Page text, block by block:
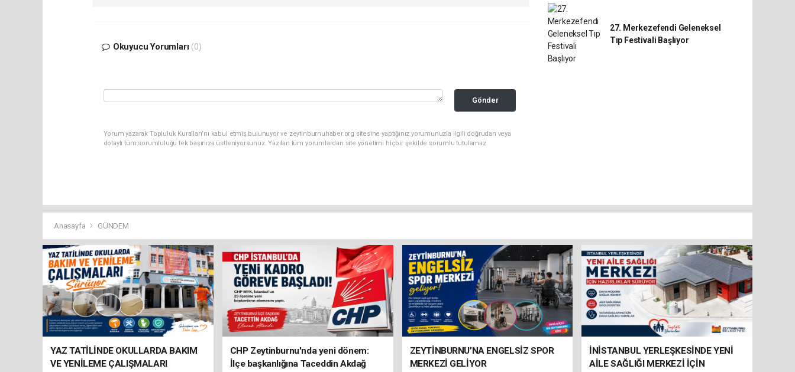
Okuyucu Yorumları (0)
Gönder
Yorum yazarak Topluluk Kuralları’nı kabul etmiş bulunuyor ve zeytinburnuhaber.org sitesine yaptığınız yorumunuzla ilgili doğrudan veya
dolaylı tüm sorumluluğu tek başınıza üstleniyorsunuz. Yazılan tüm yorumlardan site yönetimi hiçbir şekilde sorumlu tutulamaz.
27. Merkezefendi Geleneksel
Tıp Festivali Başlıyor
Anasayfa GÜNDEM
YAZ TATİLİNDE OKULLARDA BAKIM
VE YENİLEME ÇALIŞMALARI
CHP Zeytinburnu'nda yeni dönem:
İlçe başkanlığına Taceddin Akdağ
ZEYTİNBURNU’NA ENGELSİZ SPOR
MERKEZİ GELİYOR
İNİSTANBUL YERLEŞKESİNDE YENİ
AİLE SAĞLIĞI MERKEZİ İÇİN